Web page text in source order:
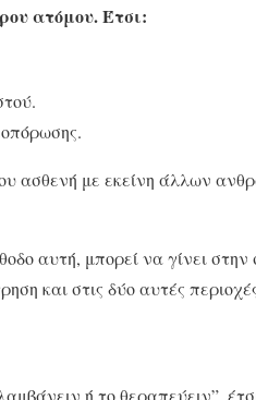
ατόμου. Έτσι:
ασθενή με εκείνη άλλων
αυτή, μπορεί να γίνει στην
και στις δύο αυτές
ή το θεραπεύειν”,